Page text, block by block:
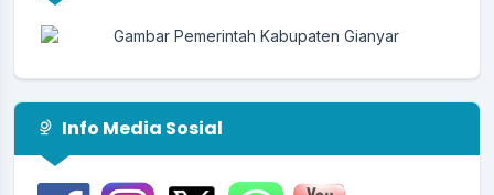
Info Media Sosial